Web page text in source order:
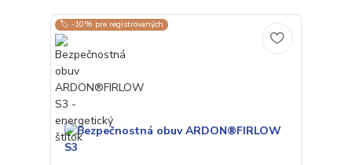
🏷️ -10% pre registrovaných